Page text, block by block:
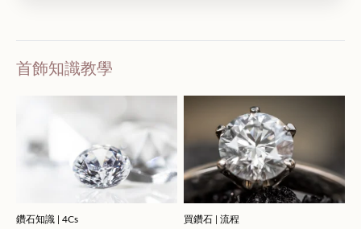
首飾知識教學
鑽石知識 | 4Cs 買鑽石 | 流程